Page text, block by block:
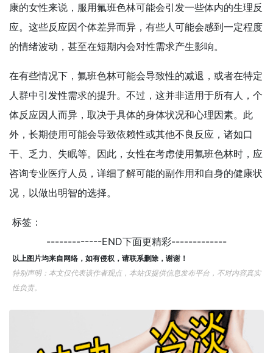
康的女性来说，服用氟班色林可能会引发一些体内的生理反
应。这些反应因个体差异而异，有些人可能会感到一定程度
的情绪波动，甚至在短期内会对性需求产生影响。
在有些情况下，氟班色林可能会导致性的减退，或者在特定
人群中引发性需求的提升。不过，这并非适用于所有人，个
体反应因人而异，取决于具体的身体状况和心理因素。此
外，长期使用可能会导致依赖性或其他不良反应，诸如口
干、乏力、失眠等。因此，女性在考虑使用氟班色林时，应
咨询专业医疗人员，详细了解可能的副作用和自身的健康状
况，以做出明智的选择。
标签：
-------------END下面更精彩-------------
以上图片均来自网络，如有侵权，请联系删除，谢谢！
特别声明：本文仅代表该作者观点，本站仅提供信息发布平台，不对内容真实
性负责。